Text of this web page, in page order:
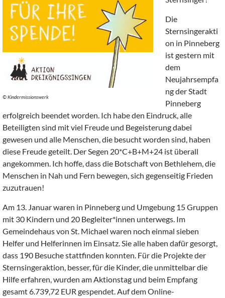
© Kindermissionswerk
Die
Sternsingerakti
on in Pinneberg
ist gestern mit
dem
Neujahrsempfa
ng der Stadt
Pinneberg
erfolgreich beendet worden. Ich habe den Eindruck, alle
Beteiligten sind mit viel Freude und Begeisterung dabei
gewesen und alle Menschen, die besucht worden sind, haben
diese Freude geteilt. Der Segen 20*C+B+M+24 ist überall
angekommen. Ich hoffe, dass die Botschaft von Bethlehem, die
Menschen in Nah und Fern bewegen, sich gegenseitig Frieden
zuzutrauen!
Am 13. Januar waren in Pinneberg und Umgebung 15 Gruppen
mit 30 Kindern und 20 Begleiter*innen unterwegs. Im
Gemeindehaus von St. Michael waren noch einmal sieben
Helfer und Helferinnen im Einsatz. Sie alle haben dafür gesorgt,
dass 190 Besuche stattfinden konnten. Für die Projekte der
Sternsingeraktion, besser, für die Kinder, die unmittelbar die
Hilfe erfahren, wurden am Aktionstag und beim Empfang
gesamt 6.739,72 EUR gespendet. Auf dem Online-